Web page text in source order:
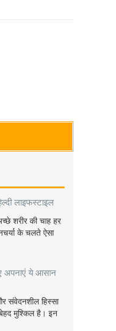
लाइफस्टाइल
शरीर की चाह हर
के चलते ऐसा
अपनाएं ये आसान
संवेदनशील हिस्सा
मुश्किल है। इन